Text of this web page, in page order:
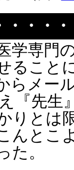
・・・
学専門
ること
らメー
『先生
りとは
んとこ
た。